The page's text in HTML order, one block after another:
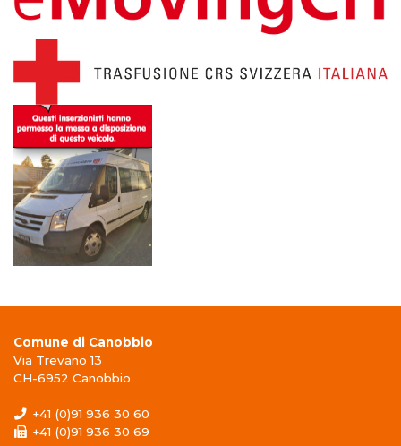
Comune di Canobbio
Via Trevano 13
CH-6952 Canobbio
+41 (0)91 936 30 60
+41 (0)91 936 30 69